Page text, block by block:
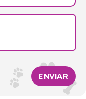
ENVIAR